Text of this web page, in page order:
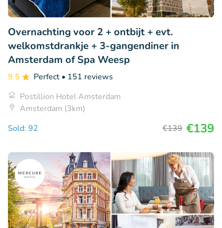
Overnachting voor 2 + ontbijt + evt.
welkomstdrankje + 3-gangendiner in
Amsterdam of Spa Weesp
9.5 Perfect • 151 reviews
Postillion Hotel Amsterdam
Amsterdam (3km)
Sold: 92
€139 €139